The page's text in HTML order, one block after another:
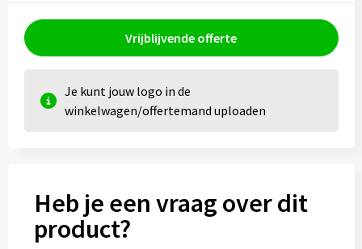
Vrijblijvende offerte
Je kunt jouw logo in de
winkelwagen/offertemand uploaden
Heb je een vraag over dit
product?